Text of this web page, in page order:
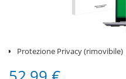
Protezione Privacy (rimovibile)